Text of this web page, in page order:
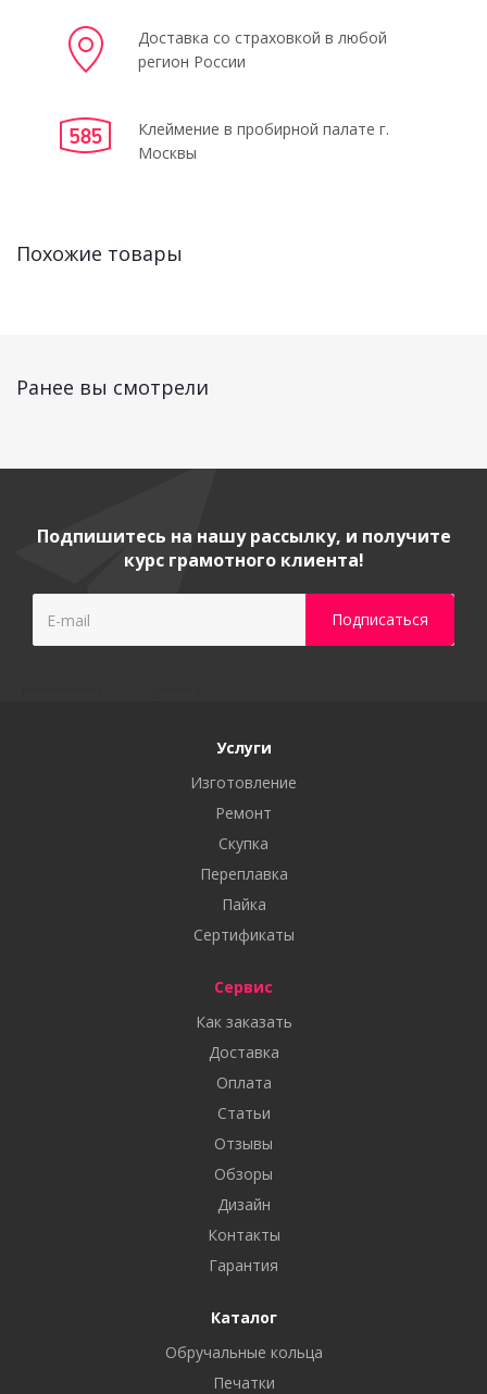
Доставка со страховкой в любой
регион России
Клеймение в пробирной палате г.
Москвы
Похожие товары
Ранее вы смотрели
Подпишитесь на нашу рассылку, и получите
курс грамотного клиента!
Услуги
Изготовление
Ремонт
Скупка
Переплавка
Пайка
Сертификаты
Сервис
Как заказать
Доставка
Оплата
Статьи
Отзывы
Обзоры
Дизайн
Контакты
Гарантия
Каталог
Обручальные кольца
Печатки